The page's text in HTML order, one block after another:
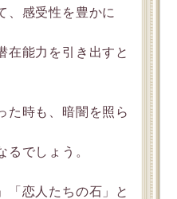
、感受性を豊かに
在能力を引き出すと
た時も、暗闇を照ら
るでしょう。
「恋人たちの石」と